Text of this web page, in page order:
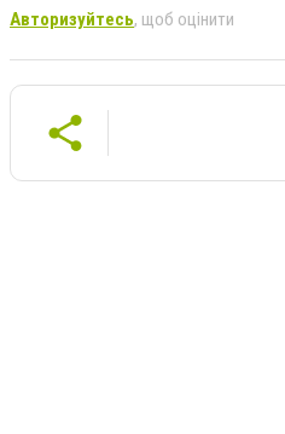
Авторизуйтесь, щоб оцінити